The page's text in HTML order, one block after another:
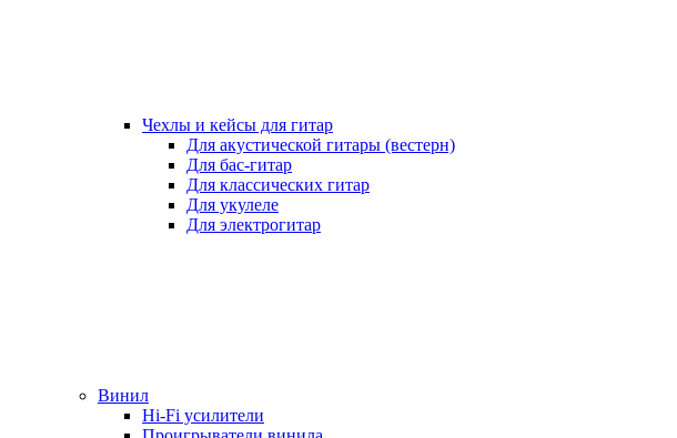
Чехлы и кейсы для гитар
Для акустической гитары (вестерн)
Для бас-гитар
Для классических гитар
Для укулеле
Для электрогитар
Винил
Hi-Fi усилители